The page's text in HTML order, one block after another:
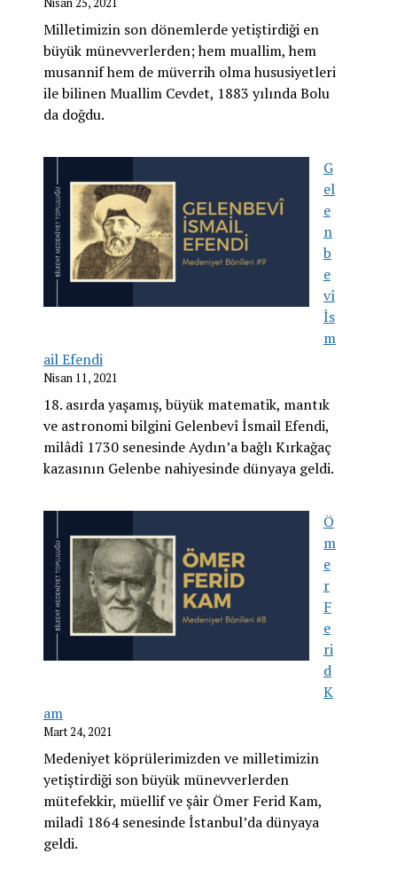
Milletimizin son dönemlerde yetiştirdiği en
büyük münevverlerden; hem muallim, hem
musannif hem de müverrih olma hususiyetleri
ile bilinen Muallim Cevdet, 1883 yılında Bolu
da doğdu.
G
el
e
n
b
e
vî
İs
m
ail Efendi
Nisan 11, 2021
18. asırda yaşamış, büyük matematik, mantık
ve astronomi bilgini Gelenbevî İsmail Efendi,
milâdî 1730 senesinde Aydın’a bağlı Kırkağaç
kazasının Gelenbe nahiyesinde dünyaya geldi.
Ö
m
e
r
F
e
ri
d
K
am
Mart 24, 2021
Medeniyet köprülerimizden ve milletimizin
yetiştirdiği son büyük münevverlerden
mütefekkir, müellif ve şâir Ömer Ferid Kam,
miladî 1864 senesinde İstanbul’da dünyaya
geldi.